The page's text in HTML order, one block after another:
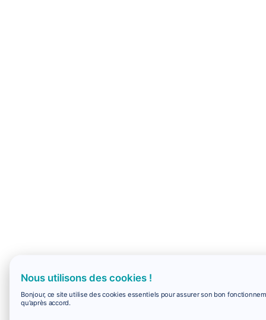
Nous utilisons des cookies !
Bonjour, ce site utilise des cookies essentiels pour assurer son bon
qu'après accord.